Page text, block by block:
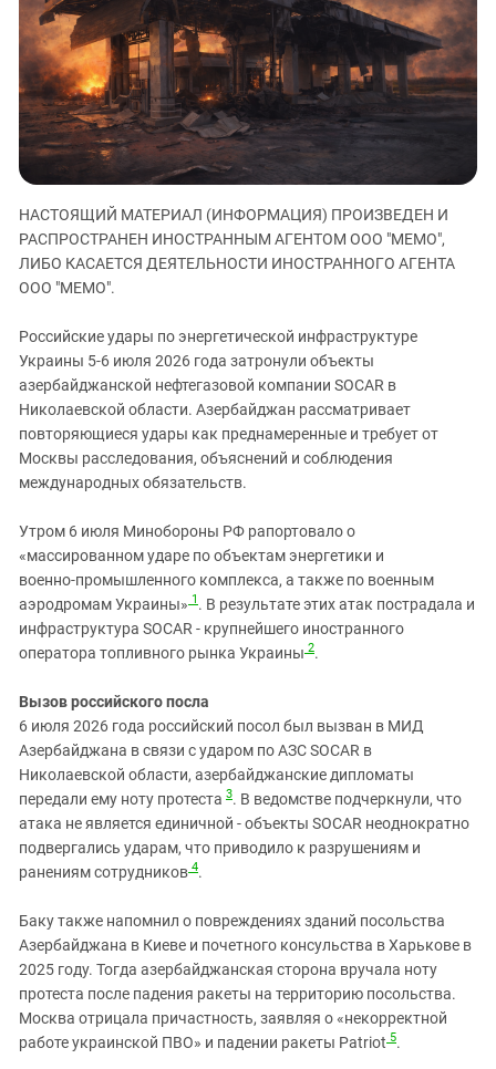
ЗАСТАВЛЯЕТ
КАВКАЗ ЗА ПАЛЕСТИНУ
ИНАКОМЫСЛИЕ В ЧЕЧНЕ
ПРЕСЛЕДОВАНИЕ АКТИВИСТОВ
МОБИЛИЗАЦИЯ И ПРОТЕСТЫ
Дагестан
Ингушетия
Кабардино-Балкария
Калмыкия
Карачаево-Черкесия
Краснодарский край
Нагорный Карабах
Российская Федерация
Ростовская область
Северная Осетия - Алания
СКФО
Ставропольский край
Чечня
Южная Осетия
ЮФО
НАСТОЯЩИЙ МАТЕРИАЛ (ИНФОРМАЦИЯ) ПРОИЗВЕДЕН И
РАСПРОСТРАНЕН ИНОСТРАННЫМ АГЕНТОМ ООО "МЕМО",
ЛИБО КАСАЕТСЯ ДЕЯТЕЛЬНОСТИ ИНОСТРАННОГО АГЕНТА
ООО "МЕМО".
Российские удары по энергетической инфраструктуре
Украины 5-6 июля 2026 года затронули объекты
азербайджанской нефтегазовой компании SOCAR в
Николаевской области. Азербайджан рассматривает
повторяющиеся удары как преднамеренные и требует от
Москвы расследования, объяснений и соблюдения
международных обязательств.
Утром 6 июля Минобороны РФ рапортовало о
«массированном ударе по объектам энергетики и
военно‑промышленного комплекса, а также по военным
аэродромам Украины» 1 . В результате этих атак пострадала и
инфраструктура SOCAR - крупнейшего иностранного
оператора топливного рынка Украины 2.
Вызов российского посла
6 июля 2026 года российский посол был вызван в МИД
Азербайджана в связи с ударом по АЗС SOCAR в
Николаевской области, азербайджанские дипломаты
передали ему ноту протеста 3. В ведомстве подчеркнули, что
атака не является единичной - объекты SOCAR неоднократно
подвергались ударам, что приводило к разрушениям и
ранениям сотрудников 4.
Баку также напомнил о повреждениях зданий посольства
Азербайджана в Киеве и почетного консульства в Харькове в
2025 году. Тогда азербайджанская сторона вручала ноту
протеста после падения ракеты на территорию посольства.
Москва отрицала причастность, заявляя о «некорректной
работе украинской ПВО» и падении ракеты Patriot 5.